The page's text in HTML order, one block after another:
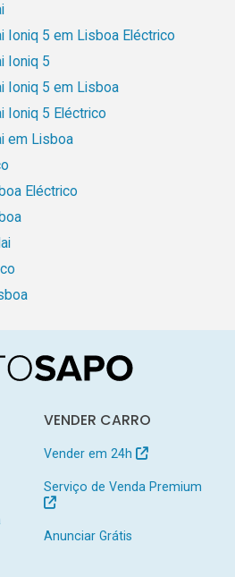
Ioniq 5 em Lisboa Eléctrico
Ioniq 5
Ioniq 5 em Lisboa
Ioniq 5 Eléctrico
em Lisboa
Eléctrico
VENDER CARRO
Vender em 24h
Serviço de Venda Premium
Anunciar Grátis